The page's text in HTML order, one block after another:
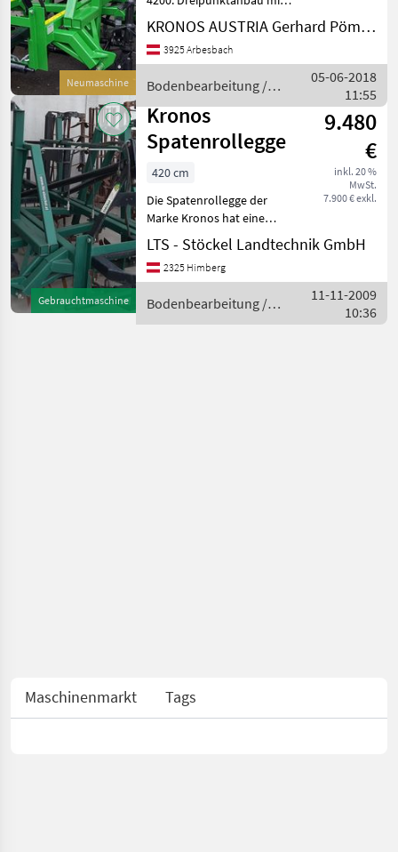
Neumaschine
einer Arbeitsbreite von 4, 2
m. Hydraulisch klappbar für
eine Transportbreite von 2,
einem Messer
KRONOS AUSTRIA Gerhard Pömmer e.U.
3925 Arbesbach
Bodenbearbeitung /
Kronos
05-06-2018
11:55
Gebrauchtmaschine
Kronos
Spatenrollegge
9.480
€
inkl. 20 %
MwSt.
7.900 € exkl.
420 cm
Die Spatenrollegge der
Marke Kronos hat eine
Arbeitsbreite von 420 cm,
die eine effiziente
Bodenbearbeitung
verfügt über drei gefederte
Mess
LTS - Stöckel Landtechnik GmbH
2325 Himberg
Bodenbearbeitung /
Kronos
11-11-2009
10:36
Maschinenmarkt Tags